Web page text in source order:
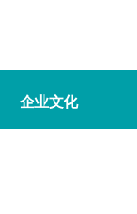
企业文化